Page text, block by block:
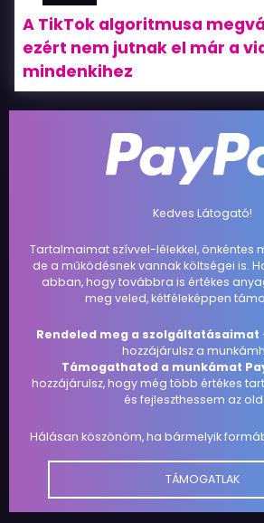
A TikTok algoritmusa
ezért nem jutnak el már a
mindenkihez
Kedves Látogató!
Tartalmaimat szívvel-lélekkel, önkéntes
de a működésnek vannak költségei is.
abban, hogy továbbra is értékes
meg veled, kétféleképpen
Rendeled meg a szolgáltatásaimat
hozzájárulsz a
Támogathatod a munkámat
hozzájárulsz, hogy még több értékes
és fejleszthessem az
Hálásan köszönöm, ha bármelyik
TÁMOGATLAK